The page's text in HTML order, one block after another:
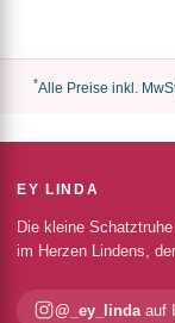
*Alle Preise inkl.
EY LINDA
Die kleine
im Herzen Lindens,
@_ey_linda auf